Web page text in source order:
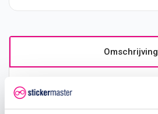
Omschrijving